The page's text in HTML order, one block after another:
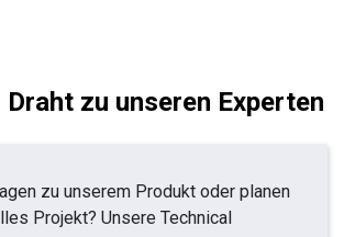
zu unseren Experten
zu unserem Produkt oder planen
Projekt? Unsere Technical